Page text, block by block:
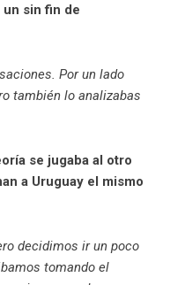
sin fin de
Por un lado
también lo analizabas
se jugaba al otro
a Uruguay el mismo
decidimos ir un poco
tomando el